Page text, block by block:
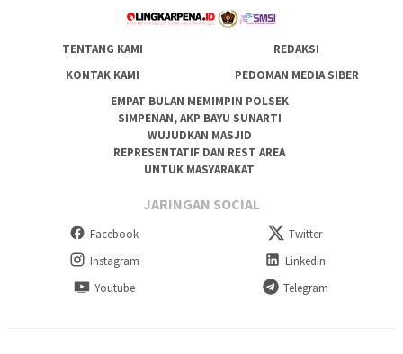
TENTANG KAMI
REDAKSI
KONTAK KAMI
PEDOMAN MEDIA SIBER
EMPAT BULAN MEMIMPIN POLSEK
SIMPENAN, AKP BAYU SUNARTI
WUJUDKAN MASJID
REPRESENTATIF DAN REST AREA
UNTUK MASYARAKAT
JARINGAN SOCIAL
Facebook
Twitter
Instagram
Linkedin
Youtube
Telegram